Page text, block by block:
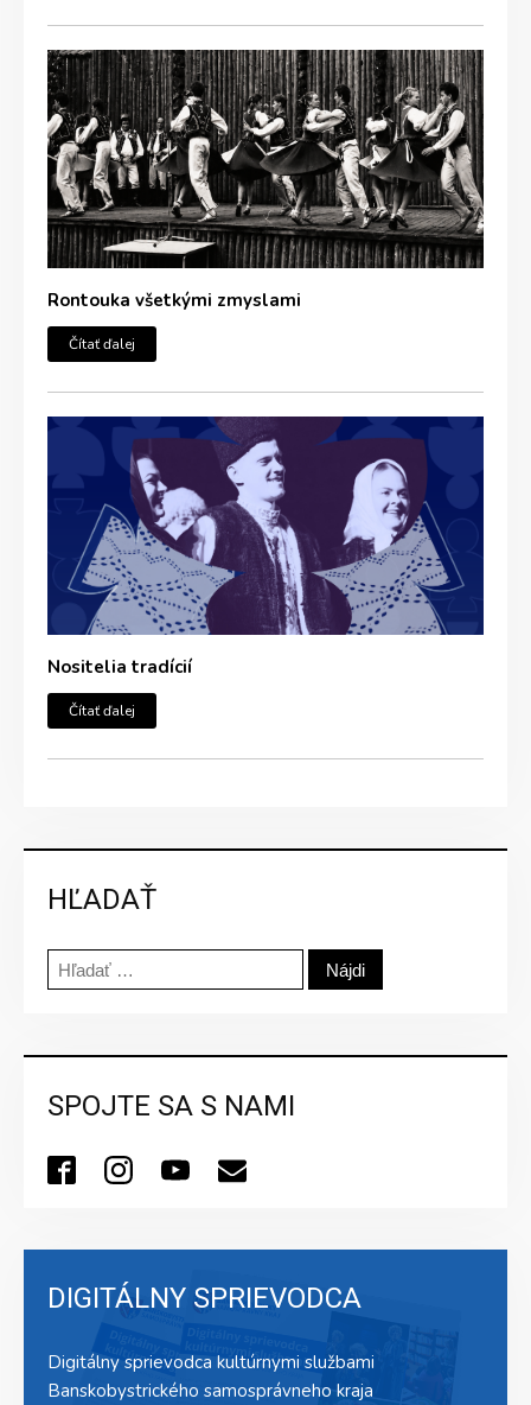
Rontouka všetkými zmyslami
Čítať ďalej
Nositelia tradícií
Čítať ďalej
HĽADAŤ
Hľadať:
SPOJTE SA S NAMI
DIGITÁLNY SPRIEVODCA
Digitálny sprievodca kultúrnymi službami
Banskobystrického samosprávneho kraja